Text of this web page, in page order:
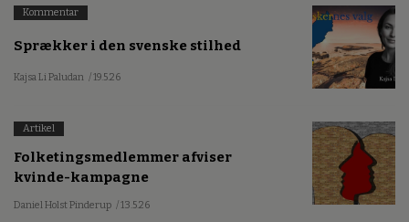
Kommentar
Sprækker i den svenske stilhed
Kajsa Li Paludan / 19.5.26
Artikel
Folketingsmedlemmer afviser
kvinde-kampagne
Daniel Holst Pinderup / 13.5.26